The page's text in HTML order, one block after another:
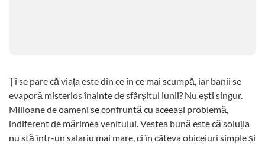
Ți se pare că viața este din ce în ce mai scumpă, iar banii se
evaporă misterios înainte de sfârșitul lunii? Nu ești singur.
Milioane de oameni se confruntă cu aceeași problemă,
indiferent de mărimea venitului. Vestea bună este că soluția
nu stă într-un salariu mai mare, ci în câteva obiceiuri simple și